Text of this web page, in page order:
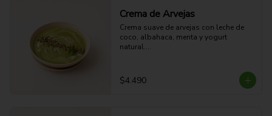
Crema de Arvejas
Crema suave de arvejas con leche de
coco, albahaca, menta y yogurt
natural.
$4.490